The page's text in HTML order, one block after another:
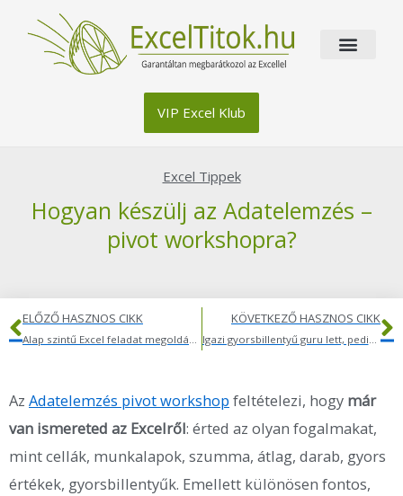
content
VIP Excel Klub
Excel Tippek
Hogyan készülj az Adatelemzés –
pivot workshopra?
Előző
ELŐZŐ HASZNOS CIKK
Alap szintű Excel feladat megoldása lépésről-lépésre
KÖVETKEZŐ HASZNOS CIKK
Igazi gyorsbillentyű guru lett, pedig tavaly még 9 órába telt lejutnia az Excel aljáig
Az Adatelemzés pivot workshop feltételezi, hogy már
van ismereted az Excelről: érted az olyan fogalmakat,
mint cellák, munkalapok, szumma, átlag, darab, gyors
értékek, gyorsbillentyűk. Emellett különösen fontos,